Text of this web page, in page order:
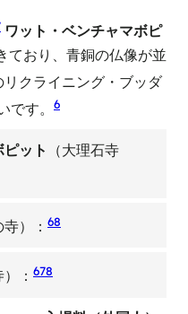
ワット・ベンチャマボピ
ており、青銅の仏像が並
リクライニング・ブッダ
す。
6
ット
（大理石寺
寺）： 68
）： 678